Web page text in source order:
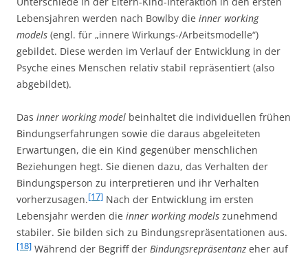
Lebensjahren werden nach Bowlby die inner working
models (engl. für „innere Wirkungs-/Arbeitsmodelle“)
gebildet. Diese werden im Verlauf der Entwicklung in der
Psyche eines Menschen relativ stabil repräsentiert (also
abgebildet).
Das inner working model beinhaltet die individuellen frühen
Bindungserfahrungen sowie die daraus abgeleiteten
Erwartungen, die ein Kind gegenüber menschlichen
Beziehungen hegt. Sie dienen dazu, das Verhalten der
Bindungsperson zu interpretieren und ihr Verhalten
vorherzusagen.[17] Nach der Entwicklung im ersten
Lebensjahr werden die inner working models zunehmend
stabiler. Sie bilden sich zu Bindungsrepräsentationen aus.
[18] Während der Begriff der Bindungsrepräsentanz eher auf